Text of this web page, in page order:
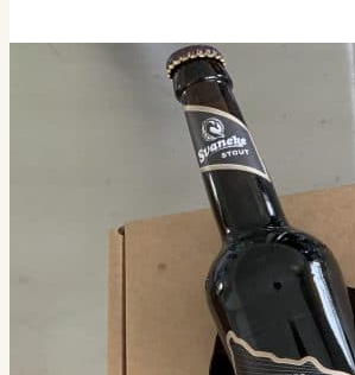
Brownie
Chomper
(Vegan
Vons)